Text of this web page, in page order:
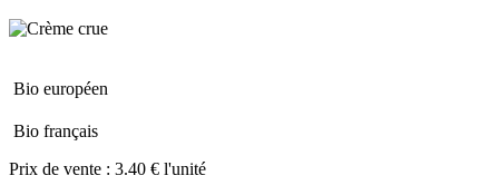
Bio européen
Bio français
Prix de vente : 3.40 € l'unité